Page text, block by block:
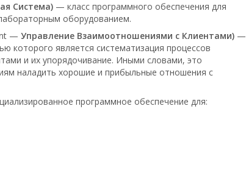
Система) — класс программного обеспечения для
оборудованием.
— Управление Взаимоотношениями с Клиентами) —
которого является систематизация процессов
и их упорядочивание. Иными словами, это
наладить хорошие и прибыльные отношения с
программное обеспечение для: